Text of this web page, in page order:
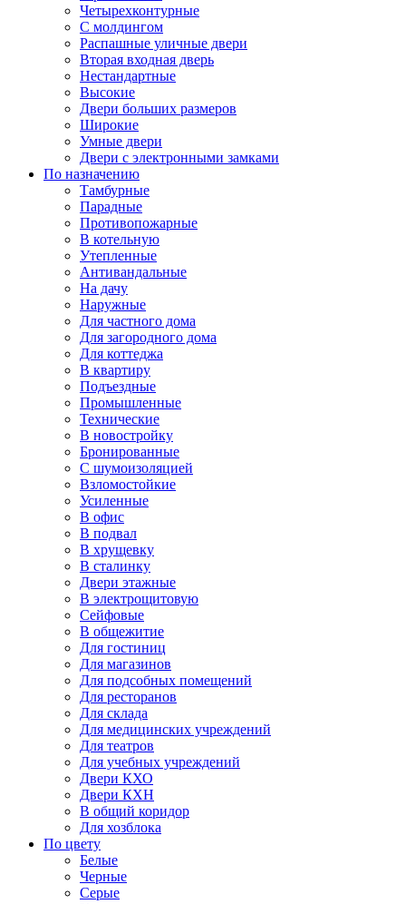
Четырехконтурные
С молдингом
Распашные уличные двери
Вторая входная дверь
Нестандартные
Высокие
Двери больших размеров
Широкие
Умные двери
Двери с электронными замками
По назначению
Тамбурные
Парадные
Противопожарные
В котельную
Утепленные
Антивандальные
На дачу
Наружные
Для частного дома
Для загородного дома
Для коттеджа
В квартиру
Подъездные
Промышленные
Технические
В новостройку
Бронированные
С шумоизоляцией
Взломостойкие
Усиленные
В офис
В подвал
В хрущевку
В сталинку
Двери этажные
В электрощитовую
Сейфовые
В общежитие
Для гостиниц
Для магазинов
Для подсобных помещений
Для ресторанов
Для склада
Для медицинских учреждений
Для театров
Для учебных учреждений
Двери КХО
Двери КХН
В общий коридор
Для хозблока
По цвету
Белые
Черные
Серые